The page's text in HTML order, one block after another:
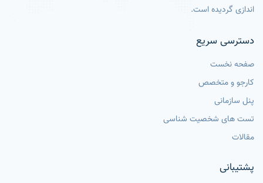
اندازی گردیده است.
دسترسی سریع
صفحه نخست
کارجو و متخصص
پنل سازمانی
تست های شخصیت شناسی
مقالات
پشتیبانی